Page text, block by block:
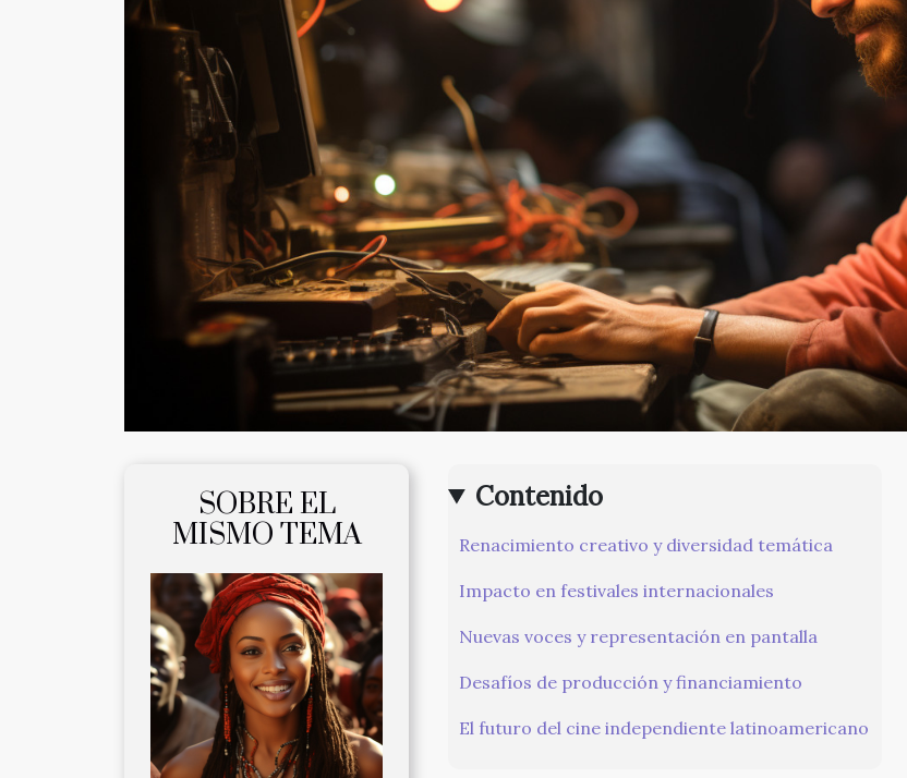
SOBRE EL
MISMO TEMA
Contenido
Renacimiento creativo y diversidad temática
Impacto en festivales internacionales
Nuevas voces y representación en pantalla
Desafíos de producción y financiamiento
El futuro del cine independiente latinoamericano